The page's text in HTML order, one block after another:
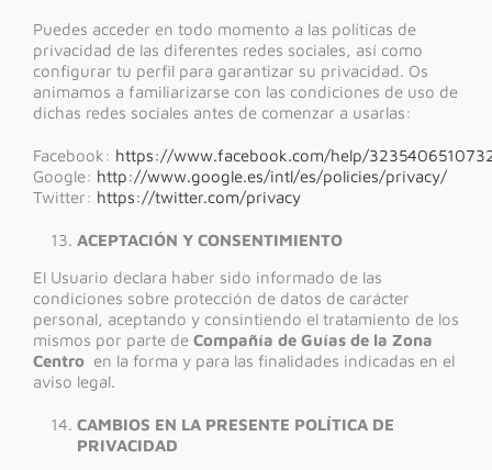
Puedes acceder en todo momento a las políticas de
privacidad de las diferentes redes sociales, así como
configurar tu perfil para garantizar su privacidad. Os
animamos a familiarizarse con las condiciones de uso de
dichas redes sociales antes de comenzar a usarlas:
Facebook: https://www.facebook.com/help/
Google: http://www.google.es/intl/es/policies/privacy/
Twitter: https://twitter.com/privacy
ACEPTACIÓN Y CONSENTIMIENTO
El Usuario declara haber sido informado de las
condiciones sobre protección de datos de carácter
personal, aceptando y consintiendo el tratamiento de los
mismos por parte de Compañía de Guías de la Zona
Centro en la forma y para las finalidades indicadas en el
aviso legal.
CAMBIOS EN LA PRESENTE POLÍTICA DE
PRIVACIDAD